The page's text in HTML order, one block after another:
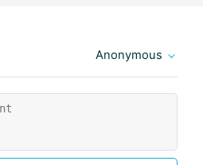
Anonymous